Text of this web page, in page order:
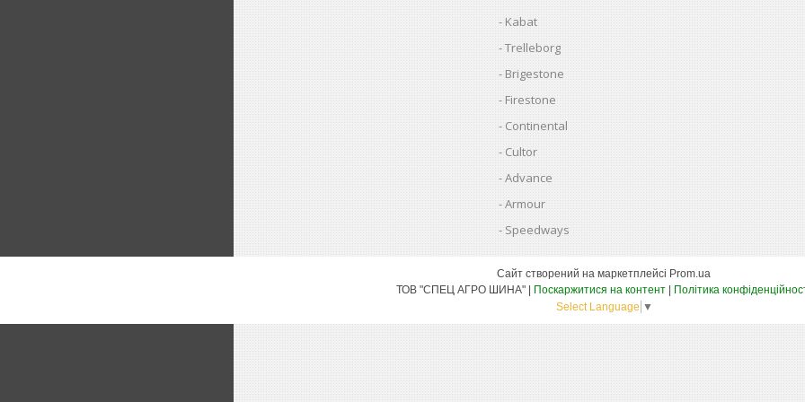
Kabat
Trelleborg
Brigestone
Firestone
Continental
Cultor
Advance
Armour
Speedways
Сайт створений на маркетплейсі Prom.ua
Поскаржитися на контент
Політика
Select Language ▼